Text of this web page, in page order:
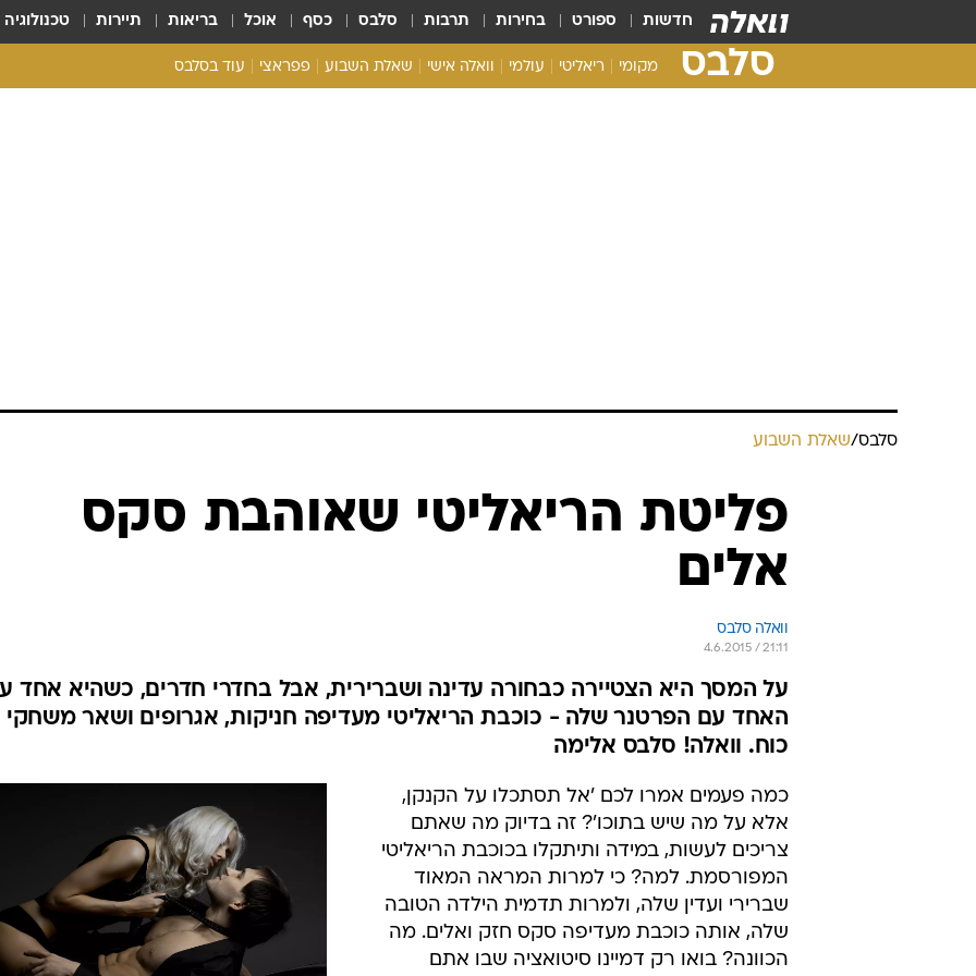
חדשות ספורט בחירות תרבות סלבס כסף אוכל בריאות תיירות טכנולוגיה
סלבס מקומי ריאליטי עולמי וואלה אישי שאלת השבוע פפראצי עוד בסלבס
סלבס/שאלת השבוע
פליטת הריאליטי שאוהבת סקס
אלים
וואלה סלבס
4.6.2015 / 21:11
על המסך היא הצטיירה כבחורה עדינה ושברירית, אבל בחדרי חדרים, כשהיא אחד
האחד עם הפרטנר שלה - כוכבת הריאליטי מעדיפה חניקות, אגרופים ושאר משחקי
כוח. וואלה! סלבס אלימה
כמה פעמים אמרו לכם 'אל תסתכלו על הקנקן,
אלא על מה שיש בתוכו'? זה בדיוק מה שאתם
צריכים לעשות, במידה ותיתקלו בכוכבת הריאליטי
המפורסמת. למה? כי למרות המראה המאוד
שברירי ועדין שלה, ולמרות תדמית הילדה הטובה
שלה, אותה כוכבת מעדיפה סקס חזק ואלים. מה
הכוונה? בואו רק דמיינו סיטואציה שבו אתם